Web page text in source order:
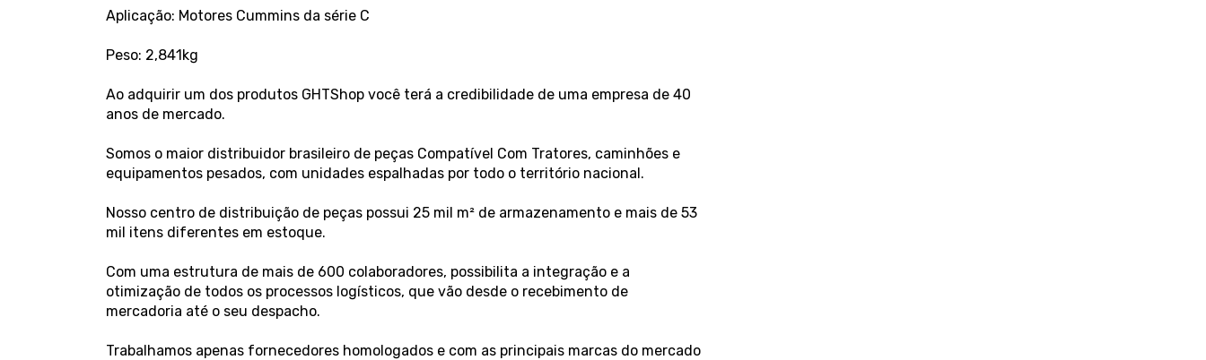
Aplicação: Motores Cummins da série C
Peso: 2,841kg
Ao adquirir um dos produtos GHTShop você terá a credibilidade de uma empresa de 40
anos de mercado.
Somos o maior distribuidor brasileiro de peças Compatível Com Tratores, caminhões e
equipamentos pesados, com unidades espalhadas por todo o território nacional.
Nosso centro de distribuição de peças possui 25 mil m² de armazenamento e mais de 53
mil itens diferentes em estoque.
Com uma estrutura de mais de 600 colaboradores, possibilita a integração e a
otimização de todos os processos logísticos, que vão desde o recebimento de
mercadoria até o seu despacho.
Trabalhamos apenas fornecedores homologados e com as principais marcas do mercado